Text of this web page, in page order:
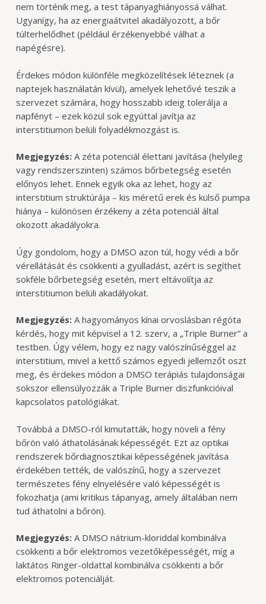
nem történik meg, a test tápanyaghiányossá válhat.
Ugyanígy, ha az energiaátvitel akadályozott, a bőr
túlterhelődhet (például érzékenyebbé válhat a
napégésre).
Érdekes módon különféle megközelítések léteznek (a
naptejek használatán kívül), amelyek lehetővé teszik a
szervezet számára, hogy hosszabb ideig tolerálja a
napfényt – ezek közül sok egyúttal javítja az
interstitiumon belüli folyadékmozgást is.
Megjegyzés:A zéta potenciál élettani javítása (helyileg
vagy rendszerszinten) számos bőrbetegség esetén
előnyös lehet. Ennek egyik oka az lehet, hogy az
interstitium struktúrája – kis méretű erek és külső pumpa
hiánya – különösen érzékeny a zéta potenciál által
okozott akadályokra.
Úgy gondolom, hogy a DMSO azon túl, hogy védi a bőr
vérellátását és csökkenti a gyulladást, azért is segíthet
sokféle bőrbetegség esetén, mert eltávolítja az
interstitiumon belüli akadályokat.
Megjegyzés:A hagyományos kínai orvoslásban régóta
kérdés, hogy mit képvisel a 12. szerv, a „Triple Burner” a
testben. Úgy vélem, hogy ez nagy valószínűséggel az
interstitium, mivel a kettő számos egyedi jellemzőt oszt
meg, és érdekes módon a DMSO terápiás tulajdonságai
sokszor ellensúlyozzák a Triple Burner diszfunkcióival
kapcsolatos patológiákat.
Továbbá a DMSO-ról kimutatták, hogy növeli a fény
bőrön való áthatolásának képességét. Ezt az optikai
rendszerek bőrdiagnosztikai képességének javítása
érdekében tették, de valószínű, hogy a szervezet
természetes fény elnyelésére való képességét is
fokozhatja (ami kritikus tápanyag, amely általában nem
tud áthatolni a bőrön).
Megjegyzés:A DMSO nátrium-kloriddal kombinálva
csökkenti a bőr elektromos vezetőképességét, míg a
laktátos Ringer-oldattal kombinálva csökkenti a bőr
elektromos potenciálját.